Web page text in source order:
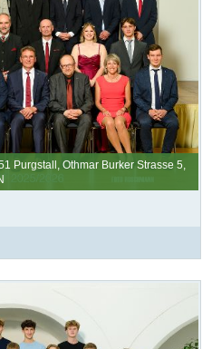
Purgstall, Othmar Burker Strasse 5,